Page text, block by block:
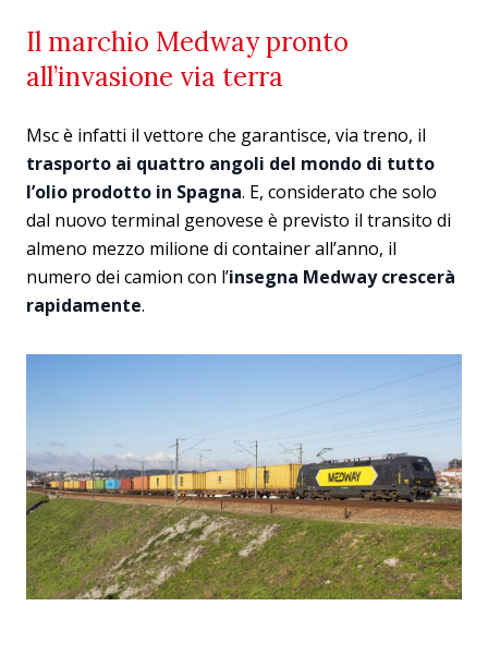
Il marchio Medway pronto
all’invasione via terra
Msc è infatti il vettore che garantisce, via treno, il
trasporto ai quattro angoli del mondo di tutto
l’olio prodotto in Spagna. E, considerato che solo
dal nuovo terminal genovese è previsto il transito di
almeno mezzo milione di container all’anno, il
numero dei camion con l’insegna Medway crescerà
rapidamente.